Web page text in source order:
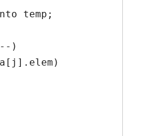
temp;
)